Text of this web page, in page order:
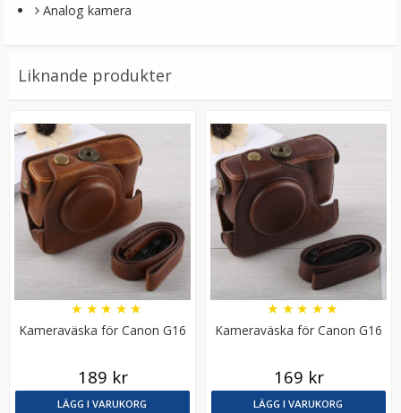
JJC Skärmskydd för Canon EOS M10/M3/PowerShot G1
X Mark II optiskt glas 9H
★★ ★★
Analog kamera
Liknande produkter
Kameraväska för Canon G16
★ ★ ★ ★ ★
189 kr
LÄGG I VARUKORG
Kameraväska för Canon G16
★ ★ ★ ★ ★
169 kr
LÄGG I VARUKORG